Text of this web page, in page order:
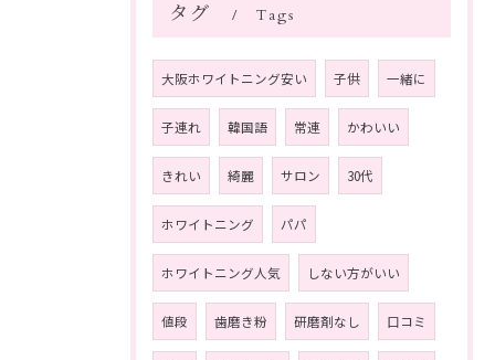
タグ Tags
大阪ホワイトニング安い 子供 一緒に
子連れ 韓国語 常連 かわいい
きれい 綺麗 サロン 30代
ホワイトニング パパ
ホワイトニング人気 しない方がいい
値段 歯磨き粉 研磨剤なし 口コミ